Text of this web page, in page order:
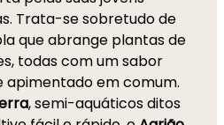
Trata-se sobretudo de
que abrange plantas de
todas com um sabor
em comum.
, semi-aquáticos ditos